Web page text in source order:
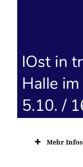
Mehr Infos